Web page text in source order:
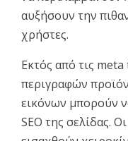
αυξήσουν την
χρήστες.
Εκτός από τις
περιγραφών
εικόνων μπορούν
SEO της σελίδας.